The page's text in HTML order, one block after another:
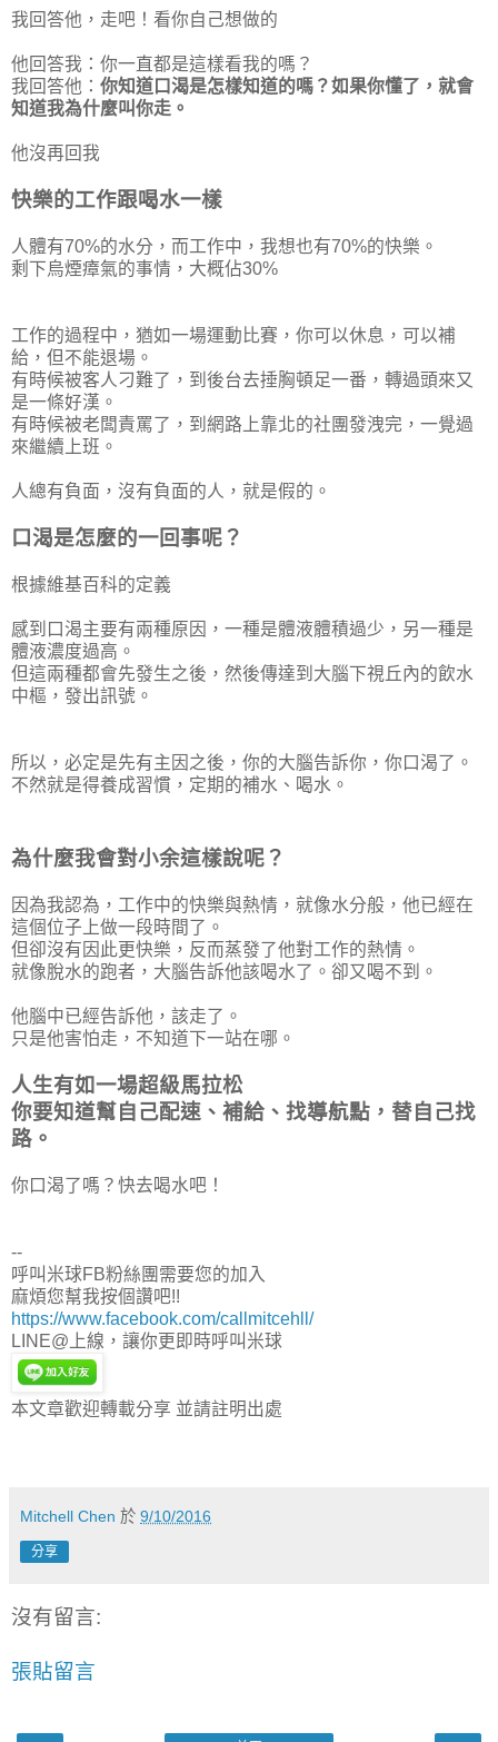
我回答他，走吧！看你自己想做的
他回答我：你一直都是這樣看我的嗎？
我回答他： 你知道口渴是怎樣知道的嗎？如果你懂了，就會
知道我為什麼叫你走。
他沒再回我
快樂的工作跟喝水一樣
人體有70%的水分，而工作中，我想也有70%的快樂。
剩下烏煙瘴氣的事情，大概佔30%
工作的過程中，猶如一場運動比賽，你可以休息，可以補
給，但不能退場。
有時候被客人刁難了，到後台去捶胸頓足一番，轉過頭來又
是一條好漢。
有時候被老闆責罵了，到網路上靠北的社團發洩完，一覺過
來繼續上班。
人總有負面，沒有負面的人，就是假的。
口渴是怎麼的一回事呢？
根據維基百科的定義
感到口渴主要有兩種原因，一種是體液體積過少，另一種是
體液濃度過高。
但這兩種都會先發生之後，然後傳達到大腦下視丘內的飲水
中樞，發出訊號。
所以，必定是先有主因之後，你的大腦告訴你，你口渴了。
不然就是得養成習慣，定期的補水、喝水。
為什麼我會對小余這樣說呢？
因為我認為，工作中的快樂與熱情，就像水分般，他已經在
這個位子上做一段時間了。
但卻沒有因此更快樂，反而蒸發了他對工作的熱情。
就像脫水的跑者，大腦告訴他該喝水了。卻又喝不到。
他腦中已經告訴他，該走了。
只是他害怕走，不知道下一站在哪。
人生有如一場超級馬拉松
你要知道幫自己配速、補給、找導航點，替自己找
路。
你口渴了嗎？快去喝水吧！
--
呼叫米球FB粉絲團需要您的加入
麻煩您幫我按個讚吧!!
https://www.facebook.com/callmitcehll/
LINE@上線，讓你更即時呼叫米球
本文章歡迎轉載分享 並請註明出處
Mitchell Chen 於 9/10/2016
分享
沒有留言:
張貼留言